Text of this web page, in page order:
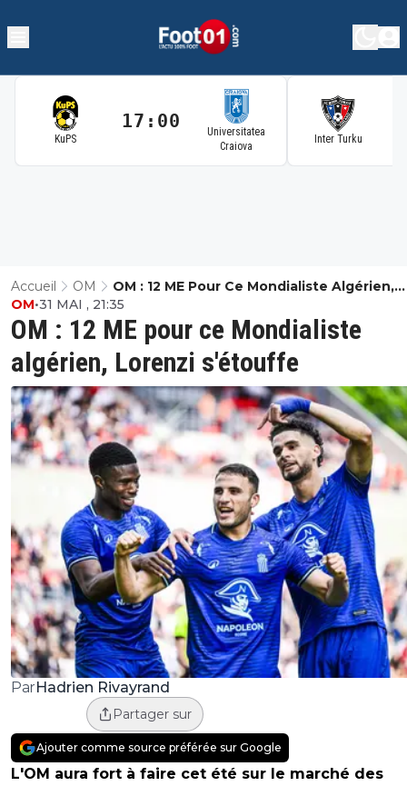
KuPS
17:00
Universitatea
Craiova
Inter Turku
Accueil OM
OM : 12 ME Pour Ce Mondialiste Algérien,
Lorenzi S'étouffe
OM : 12 ME pour ce Mondialiste
algérien, Lorenzi s'étouffe
OM•31 MAI , 21:35
ParHadrien Rivayrand
Partager sur
Ajouter comme source préférée sur Google
L'OM aura fort à faire cet été sur le marché des